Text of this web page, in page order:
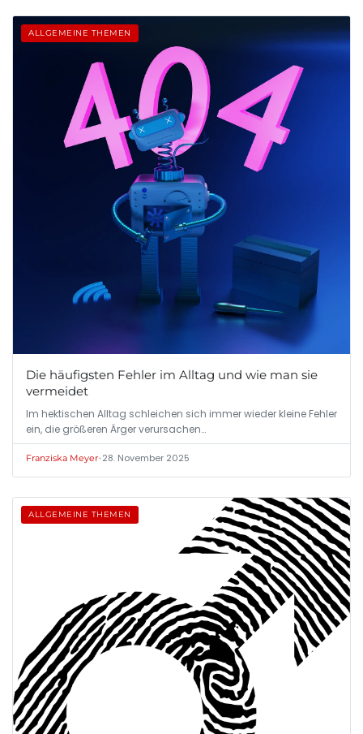
ALLGEMEINE THEMEN
Die häufigsten Fehler im Alltag und wie man sie
vermeidet
Im hektischen Alltag schleichen sich immer wieder kleine Fehler
ein, die größeren Ärger verursachen…
Franziska Meyer•28. November 2025
ALLGEMEINE THEMEN